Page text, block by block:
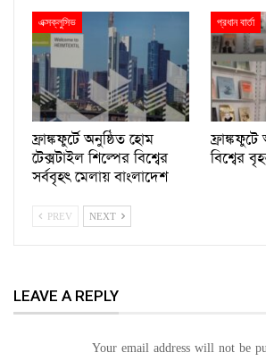
এক্সক্লুসিভ
ফ্রাঙ্কফুর্টে অনুষ্ঠিত হোম
টেক্সটাইল শিল্পের বিশ্বের
সর্ববৃহৎ মেলায় বাংলাদেশ
প্রধান বার্তা
বিশ্বের
PREV NEXT
LEAVE A REPLY
Your email address will not be